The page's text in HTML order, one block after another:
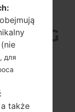
LG
для
także